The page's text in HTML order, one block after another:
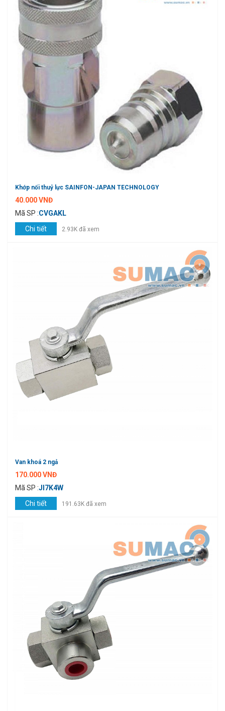
Khớp nối thuỷ lực SAINFON-JAPAN TECHNOLOGY
40.000 VNĐ
Mã SP :CVGAKL
Chi tiết
2.93K đã xem
Van khoá 2 ngả
170.000 VNĐ
Mã SP :JI7K4W
Chi tiết
191.63K đã xem